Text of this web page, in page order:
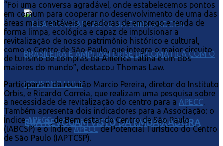
EUA REVOGAM VISTO DA EMBAIXADORA
“Foi uma conversa agradável, onde estabelecemos pontos
em comum para cooperar no desenvolvimento de uma das
áreas mais rentáveis, geradoras de emprego e renda de
forma limpa, ecológica e capaz de impulsionar a
revitalização de nosso patrimônio histórico e cultural,
como o Centro de São Paulo, que integra o maior circuito
de turismo de compras da América Latina e um dos
maiores do mundo”, destacou Thomas Law.
Participaram da reunião Marcio Pereira, diretor do Instituto
Orbis, e Ricardo Correia, que realizam uma pesquisa sobre
a necessidade de revitalização do centro para a APECC.
Também apresenta dois indicadores para a Associação: o
ÍndiceAPECCde Bem-estar do Centro de São Paulo
(IABCSP) e o ÍndiceAPECCde Potencial Turístico do Centro
de São Paulo (IAPTCSP).